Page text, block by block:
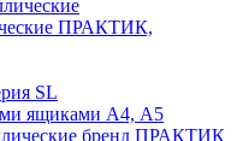
ПРАКТИК,
SL
ящиками А4, А5
бренд ПРАКТИК